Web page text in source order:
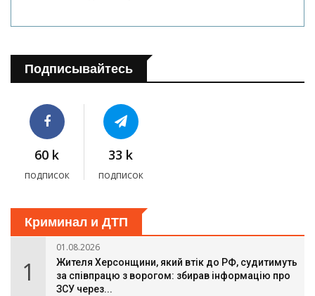
Подписывайтесь
60 k
подписок
33 k
подписок
Криминал и ДТП
1
01.08.2026
Жителя Херсонщини, який втік до РФ, судитимуть
за співпрацю з ворогом: збирав інформацію про
ЗСУ через...